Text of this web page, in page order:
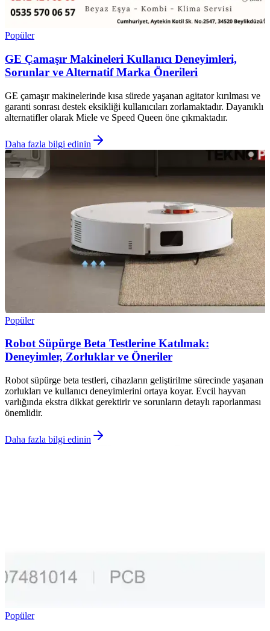
Popüler
GE Çamaşır Makineleri Kullanıcı Deneyimleri,
Sorunlar ve Alternatif Marka Önerileri
GE çamaşır makinelerinde kısa sürede yaşanan agitator kırılması ve
garanti sonrası destek eksikliği kullanıcıları zorlamaktadır. Dayanıklı
alternatifler olarak Miele ve Speed Queen öne çıkmaktadır.
Daha fazla bilgi edinin
Popüler
Robot Süpürge Beta Testlerine Katılmak:
Deneyimler, Zorluklar ve Öneriler
Robot süpürge beta testleri, cihazların geliştirilme sürecinde yaşanan
zorlukları ve kullanıcı deneyimlerini ortaya koyar. Evcil hayvan
varlığında ekstra dikkat gerektirir ve sorunların detaylı raporlanması
önemlidir.
Daha fazla bilgi edinin
Popüler